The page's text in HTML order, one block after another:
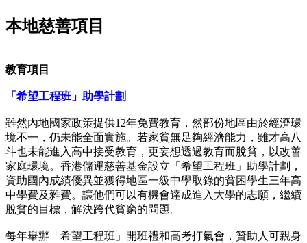
本地慈善項目
教育項目
「希望工程班」助學計劃
雖然內地國家政策提供12年免費教育，然部份地區由於經濟環
境不一，仍未能全面實施。若家貧無足夠經濟能力，雖才高八
斗也未能進入高中接受教育，更妄想透過教育而脫貧，以改善
家庭環境。香港儲運慈善基金設立「希望工程班」助學計劃，
資助國內成績優異並獲得地區一級中學取錄的貧困學生三年高
中學費及雜費。讓他們可以有機會達成進入大學的志願，繼續
脫貧的目標，解決跨代貧窮的問題。
每年舉辦「希望工程班」開班禮和高考打氣會，贊助人可親身